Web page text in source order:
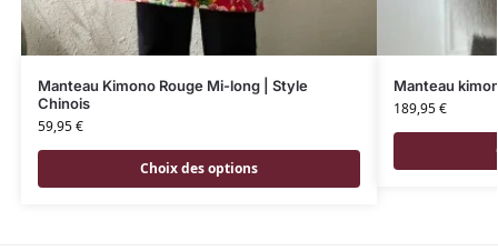
Manteau Kimono Rouge Mi-long | Style
Chinois
59,95€
Choix des options
Manteau
189,95€